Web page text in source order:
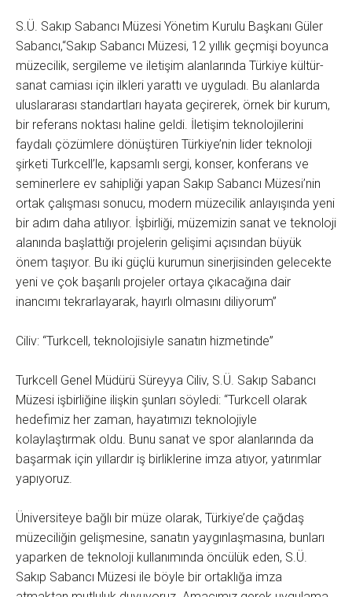
S.Ü. Sakıp Sabancı Müzesi Yönetim Kurulu Başkanı Güler
Sabancı,“Sakıp Sabancı Müzesi, 12 yıllık geçmişi boyunca
müzecilik, sergileme ve iletişim alanlarında Türkiye kültür-
sanat camiası için ilkleri yarattı ve uyguladı. Bu alanlarda
uluslararası standartları hayata geçirerek, örnek bir kurum,
bir referans noktası haline geldi. İletişim teknolojilerini
faydalı çözümlere dönüştüren Türkiye’nin lider teknoloji
şirketi Turkcell’le, kapsamlı sergi, konser, konferans ve
seminerlere ev sahipliği yapan Sakıp Sabancı Müzesi’nin
ortak çalışması sonucu, modern müzecilik anlayışında yeni
bir adım daha atılıyor. İşbirliği, müzemizin sanat ve teknoloji
alanında başlattığı projelerin gelişimi açısından büyük
önem taşıyor. Bu iki güçlü kurumun sinerjisinden gelecekte
yeni ve çok başarılı projeler ortaya çıkacağına dair
inancımı tekrarlayarak, hayırlı olmasını diliyorum”
Ciliv: “Turkcell, teknolojisiyle sanatın hizmetinde”
Turkcell Genel Müdürü Süreyya Ciliv, S.Ü. Sakıp Sabancı
Müzesi işbirliğine ilişkin şunları söyledi: “Turkcell olarak
hedefimiz her zaman, hayatımızı teknolojiyle
kolaylaştırmak oldu. Bunu sanat ve spor alanlarında da
başarmak için yıllardır iş birliklerine imza atıyor, yatırımlar
yapıyoruz.
Üniversiteye bağlı bir müze olarak, Türkiye’de çağdaş
müzeciliğin gelişmesine, sanatın yaygınlaşmasına, bunları
yaparken de teknoloji kullanımında öncülük eden, S.Ü.
Sakıp Sabancı Müzesi ile böyle bir ortaklığa imza